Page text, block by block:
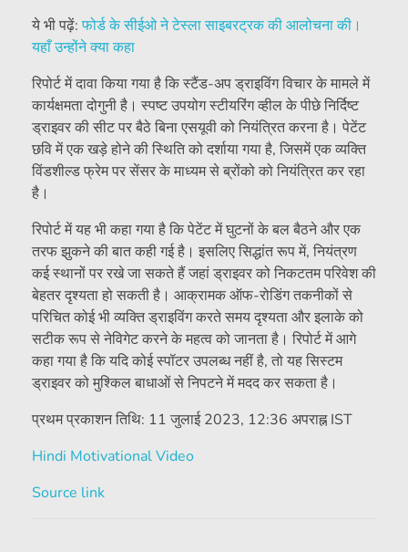
ये भी पढ़ें:फोर्ड के सीईओ ने टेस्ला साइबरट्रक की आलोचना की।
यहाँ उन्होंने क्या कहा
रिपोर्ट में दावा किया गया है कि स्टैंड-अप ड्राइविंग विचार के मामले में
कार्यक्षमता दोगुनी है। स्पष्ट उपयोग स्टीयरिंग व्हील के पीछे निर्दिष्ट
ड्राइवर की सीट पर बैठे बिना एसयूवी को नियंत्रित करना है। पेटेंट
छवि में एक खड़े होने की स्थिति को दर्शाया गया है, जिसमें एक व्यक्ति
विंडशील्ड फ्रेम पर सेंसर के माध्यम से ब्रोंको को नियंत्रित कर रहा
है।
रिपोर्ट में यह भी कहा गया है कि पेटेंट में घुटनों के बल बैठने और एक
तरफ झुकने की बात कही गई है। इसलिए सिद्धांत रूप में, नियंत्रण
कई स्थानों पर रखे जा सकते हैं जहां ड्राइवर को निकटतम परिवेश की
बेहतर दृश्यता हो सकती है। आक्रामक ऑफ-रोडिंग तकनीकों से
परिचित कोई भी व्यक्ति ड्राइविंग करते समय दृश्यता और इलाके को
सटीक रूप से नेविगेट करने के महत्व को जानता है। रिपोर्ट में आगे
कहा गया है कि यदि कोई स्पॉटर उपलब्ध नहीं है, तो यह सिस्टम
ड्राइवर को मुश्किल बाधाओं से निपटने में मदद कर सकता है।
प्रथम प्रकाशन तिथि: 11 जुलाई 2023, 12:36 अपराह्न IST
Hindi Motivational Video
Source link